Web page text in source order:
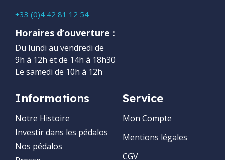
+33 (0)4 42 81 12 54
Horaires d’ouverture :
Du lundi au vendredi de
9h à 12h et de 14h à 18h30
Le samedi de 10h à 12h
Informations
Notre Histoire
Investir dans les pédalos
Nos pédalos
Service
Mon Compte
Mentions légales
CGV